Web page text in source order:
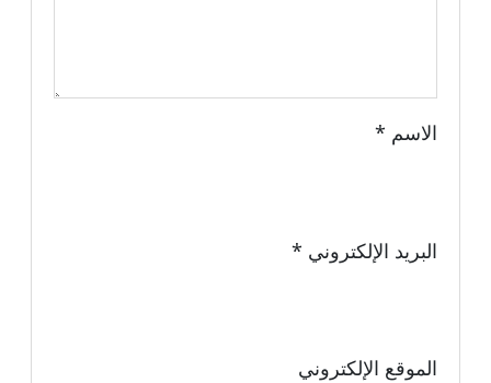
الاسم*
البريد الإلكتروني *
الموقع الإلكتروني